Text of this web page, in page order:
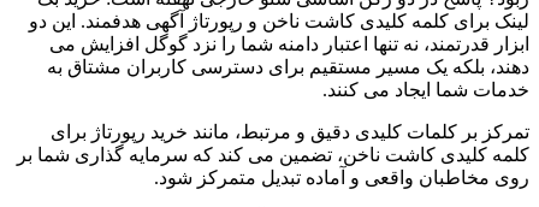
لینک برای کلمه کلیدی کاشت ناخن و رپورتاژ آگهی هدفمند. این دو
ابزار قدرتمند، نه تنها اعتبار دامنه شما را نزد گوگل افزایش می
دهند، بلکه یک مسیر مستقیم برای دسترسی کاربران مشتاق به
خدمات شما ایجاد می کنند.
تمرکز بر کلمات کلیدی دقیق و مرتبط، مانند خرید رپورتاژ برای
کلمه کلیدی کاشت ناخن، تضمین می کند که سرمایه گذاری شما بر
روی مخاطبان واقعی و آماده تبدیل متمرکز شود.